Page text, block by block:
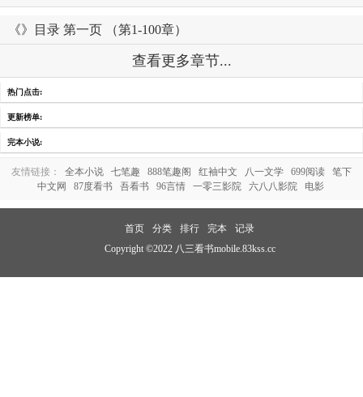
《》目录 第一页 （第1-100章）
查看更多章节...
热门点击:
更新榜单:
完本小说:
友情链接： 全本小说 七笔趣 888笔趣阁 红袖中文 八一文学 699阅读
笔下
中文网
87度看书 吾看书 96言情 一零三影院 六八八影院 电影
首页 分类 排行 完本
记录
Copyright ©2022 八三看书mobile.83kss.cc